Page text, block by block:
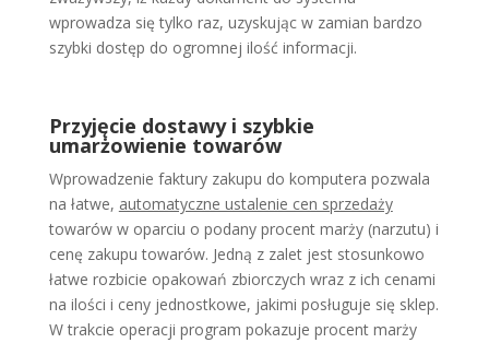
wprowadza się tylko raz, uzyskując w zamian bardzo
szybki dostęp do ogromnej ilość informacji.
Przyjęcie dostawy i szybkie
umarżowienie towarów
Wprowadzenie faktury zakupu do komputera pozwala
na łatwe, automatyczne ustalenie cen sprzedaży
towarów w oparciu o podany procent marży (narzutu) i
cenę zakupu towarów. Jedną z zalet jest stosunkowo
łatwe rozbicie opakowań zbiorczych wraz z ich cenami
na ilości i ceny jednostkowe, jakimi posługuje się sklep.
W trakcie operacji program pokazuje procent marży